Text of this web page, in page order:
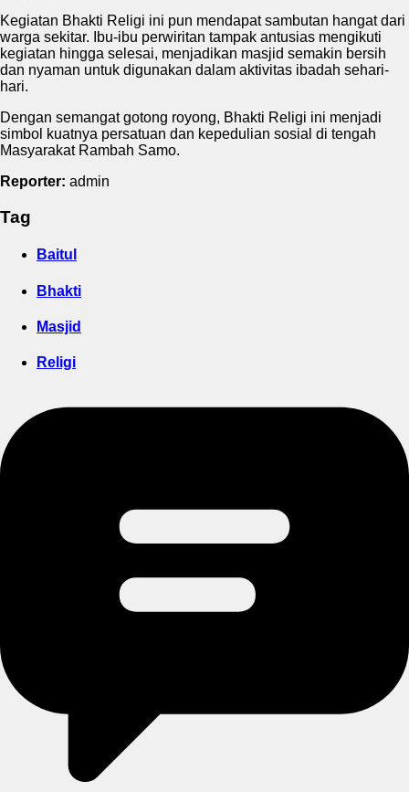
Kegiatan Bhakti Religi ini pun mendapat sambutan hangat dari
warga sekitar. Ibu-ibu perwiritan tampak antusias mengikuti
kegiatan hingga selesai, menjadikan masjid semakin bersih
dan nyaman untuk digunakan dalam aktivitas ibadah sehari-
hari.
Dengan semangat gotong royong, Bhakti Religi ini menjadi
simbol kuatnya persatuan dan kepedulian sosial di tengah
Masyarakat Rambah Samo.
Reporter: admin
Tag
Baitul
Bhakti
Masjid
Religi